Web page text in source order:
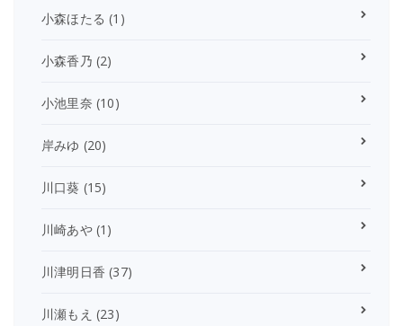
小森ほたる (1)
小森香乃 (2)
小池里奈 (10)
岸みゆ (20)
川口葵 (15)
川崎あや(1)
川津明日香 (37)
川瀬もえ (23)